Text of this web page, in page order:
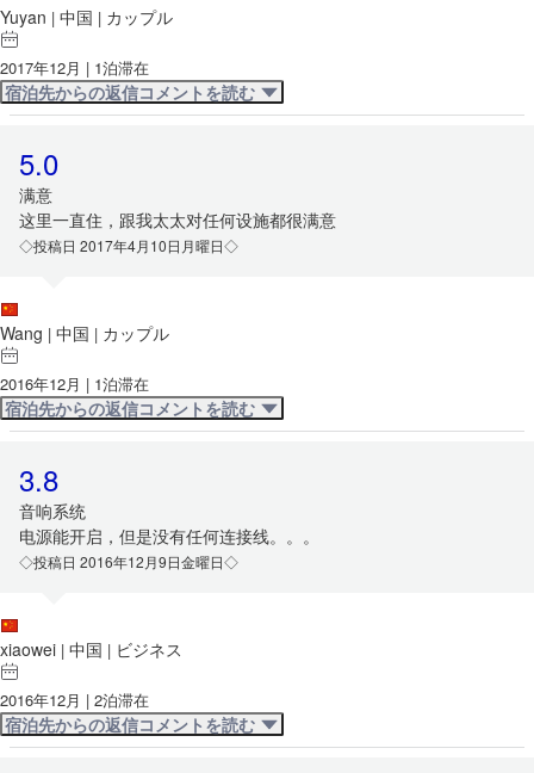
Yuyan | 中国 | カップル
2017年12月 | 1泊滞在
宿泊先からの返信コメントを読む
5.0
满意
这里一直住，跟我太太对任何设施都很满意
◇投稿日 2017年4月10日月曜日◇
Wang | 中国 | カップル
2016年12月 | 1泊滞在
宿泊先からの返信コメントを読む
3.8
音响系统
电源能开启，但是没有任何连接线。。。
◇投稿日 2016年12月9日金曜日◇
xiaowei | 中国 | ビジネス
2016年12月 | 2泊滞在
宿泊先からの返信コメントを読む